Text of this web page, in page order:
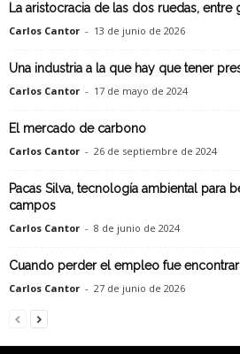
La aristocracia de las dos ruedas,
Carlos Cantor - 13 de junio de 2026
Una industria a la que hay que tener
Carlos Cantor - 17 de mayo de 2024
El mercado de carbono
Carlos Cantor - 26 de septiembre de 2024
Pacas Silva, tecnología ambiental para
campos
Carlos Cantor - 8 de junio de 2024
Cuando perder el empleo fue
Carlos Cantor - 27 de junio de 2026